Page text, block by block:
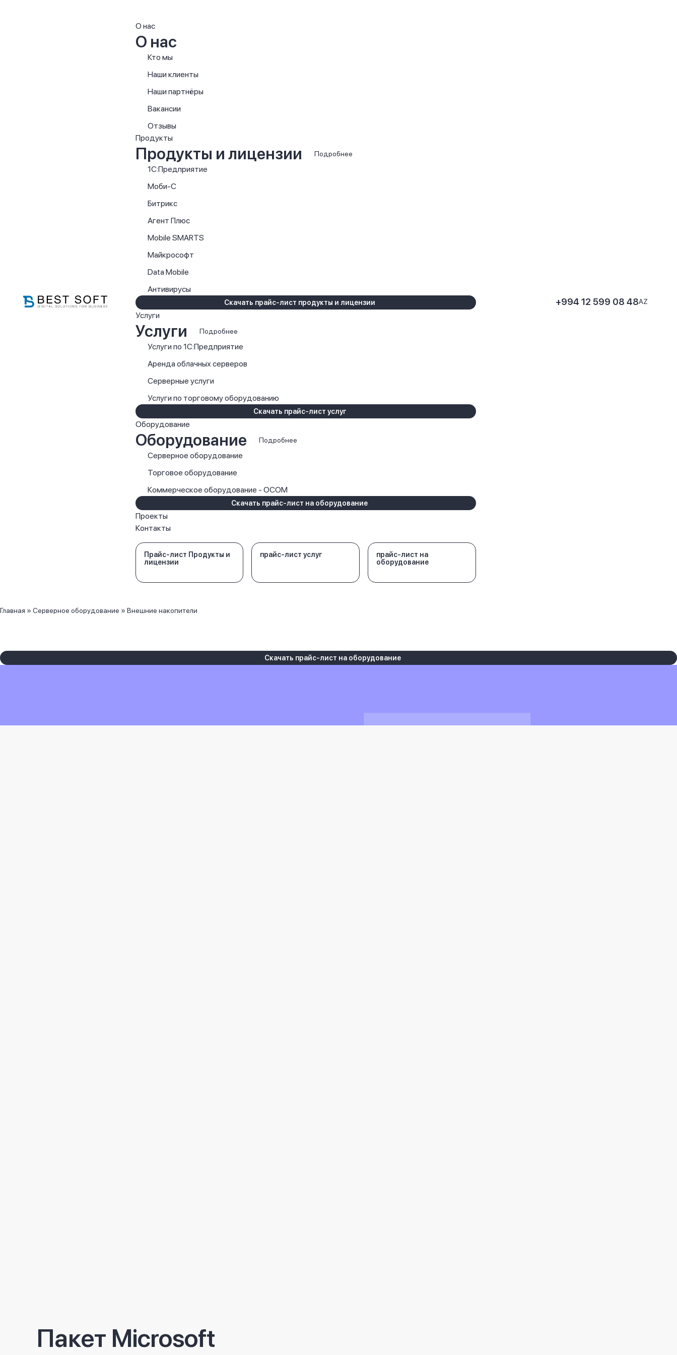
О нас
О нас
Кто мы
Наши клиенты
Наши партнёры
Вакансии
Отзывы
Продукты
Продукты и лицензии Подробнее
1С:Предприятие
Моби-С
Битрикс
Агент Плюс
Mobile SMARTS
Майкрософт
Data Mobile
Антивирусы
Скачать прайс-лист продукты и лицензии
Услуги
Услуги Подробнее
Услуги по 1С:Предприятие
Аренда облачных серверов
Серверные услуги
Услуги по торговому оборудованию
Скачать прайс-лист услуг
Оборудование
Оборудование Подробнее
Серверное оборудование
Торговое оборудование
Коммерческое оборудование - OCOM
Скачать прайс-лист на оборудование
Проекты
Контакты
Прайс-лист Продукты и
лицензии
прайс-лист услуг
прайс-лист на
оборудование
+994 12 599 08 48AZ
Главная » Серверное оборудование » Внешние накопители
Скачать прайс-лист на оборудование
USB 3.0; Платформа: ПК; Скорость передачи данных: 640 Мбит/с; Форм...
70 USDПакет Microsoft